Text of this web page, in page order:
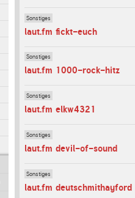
Sonstiges
laut.fm fickt-euch
Sonstiges
laut.fm 1000-rock-hitz
Sonstiges
laut.fm elkw4321
Sonstiges
laut.fm devil-of-sound
Sonstiges
laut.fm deutschmithayford